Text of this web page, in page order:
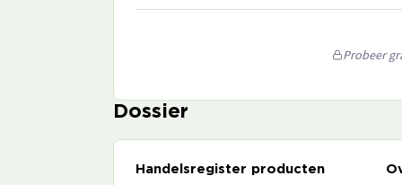
Probeer
Dossier
Handelsregister producten